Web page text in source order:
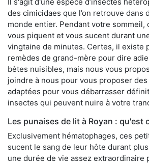
des cimicidaes que l’on retrouve dans
monde entier. Pendant votre sommeil,
vous piquent et vous sucent durant
vingtaine de minutes. Certes, il existe
remèdes de grand-mère pour dire
bêtes nuisibles, mais nous vous
joindre à nous pour vous proposer
adaptées pour vous débarrasser
insectes qui peuvent nuire à votre
Les punaises de lit à Royan : qu'est
Exclusivement hématophages, ces
sucent le sang de leur hôte durant
une durée de vie assez extraordinaire